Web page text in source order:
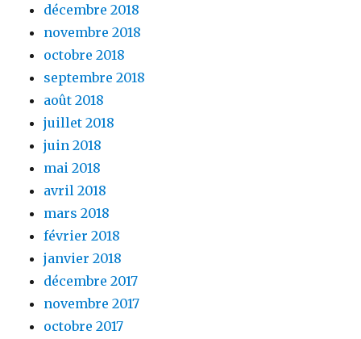
décembre 2018
novembre 2018
octobre 2018
septembre 2018
août 2018
juillet 2018
juin 2018
mai 2018
avril 2018
mars 2018
février 2018
janvier 2018
décembre 2017
novembre 2017
octobre 2017